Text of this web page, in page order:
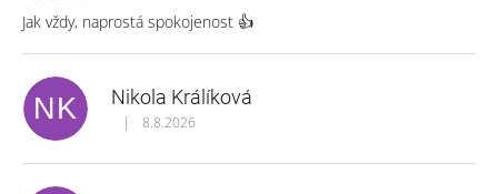
Jak vždy, naprostá spokojenost 👍
NK Nikola Králíková
Hodnocení obchodu je 5 z 5 hvězdiček.
| 8.8.2026